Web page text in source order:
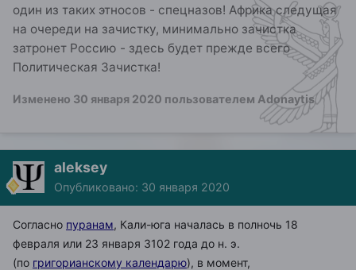
один из таких этносов - спецназов! Африка следущая
на очереди на зачистку, минимально зачистка
затронет Россию - здесь будет прежде всего
Политическая Зачистка!
Изменено 30 января 2020 пользователем Adonaytis
aleksey
Опубликовано: 30 января 2020
Согласно пуранам, Кали-юга началась в полночь 18
февраля или 23 января 3102 года до н. э.
(по григорианскому календарю), в момент,